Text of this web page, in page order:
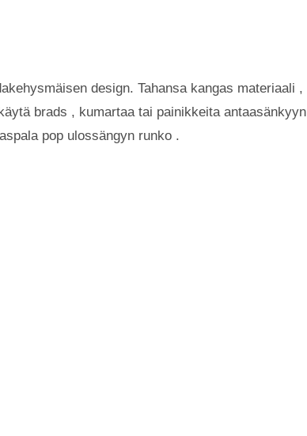
design. Tahansa kangas materiaali ,
brads , kumartaa tai painikkeita antaasänkyyn
pop ulossängyn runko .